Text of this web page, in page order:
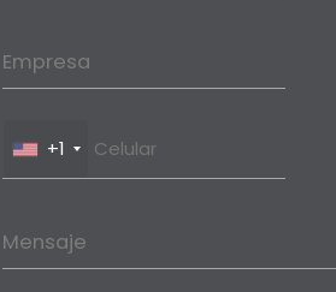
Empresa
+1
Mensaje